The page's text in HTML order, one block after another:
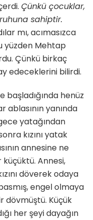
Çünkü çocuklar,
sahiptir.
mı, acımasızca
yüzden Mehtap
Çünkü birkaç
edeceklerini bilirdi.
başladığında henüz
ablasının yanında
yatağından
kızını yatak
annesine ne
Annesi,
döverek odaya
engel olmaya
dövmüştü. Küçük
her şeyi dayağın